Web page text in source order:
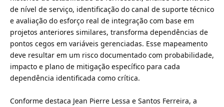
de nível de serviço, identificação do canal de suporte técnico
e avaliação do esforço real de integração com base em
projetos anteriores similares, transforma dependências de
pontos cegos em variáveis gerenciadas. Esse mapeamento
deve resultar em um risco documentado com probabilidade,
impacto e plano de mitigação específico para cada
dependência identificada como crítica.
Conforme destaca Jean Pierre Lessa e Santos Ferreira, a